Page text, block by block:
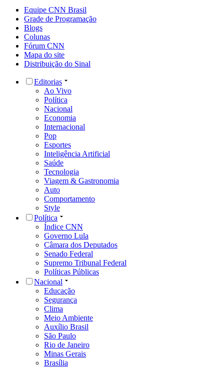
Equipe CNN Brasil
Grade de Programação
Blogs
Colunas
Fórum CNN
Mapa do site
Distribuição do Sinal
Editorias
Ao Vivo
Política
Nacional
Economia
Internacional
Pop
Esportes
Inteligência Artificial
Saúde
Tecnologia
Viagem & Gastronomia
Auto
Comportamento
Style
Política
Índice CNN
Governo Lula
Câmara dos Deputados
Senado Federal
Supremo Tribunal Federal
Políticas Públicas
Nacional
Educação
Segurança
Clima
Meio Ambiente
Auxílio Brasil
São Paulo
Rio de Janeiro
Minas Gerais
Brasília